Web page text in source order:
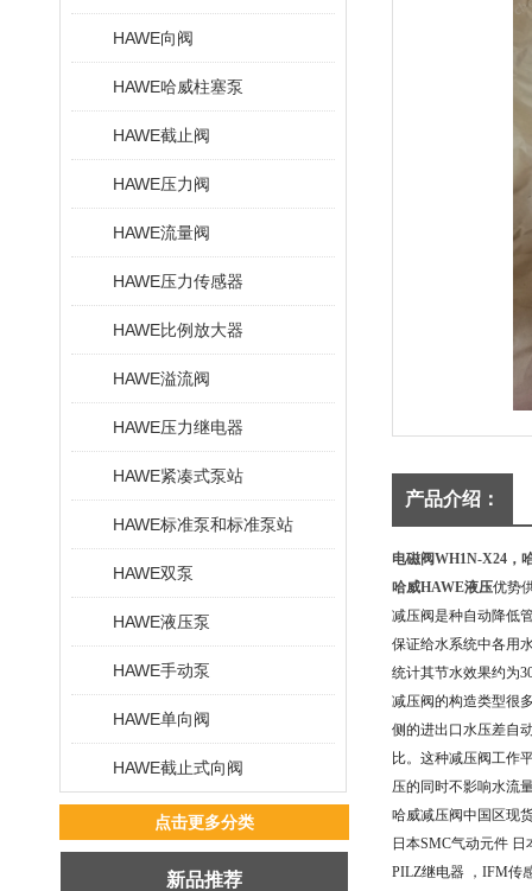
HAWE向阀
HAWE哈威柱塞泵
HAWE截止阀
HAWE压力阀
HAWE流量阀
HAWE压力传感器
HAWE比例放大器
HAWE溢流阀
HAWE压力继电器
HAWE紧凑式泵站
HAWE标准泵和标准泵站
HAWE双泵
HAWE液压泵
HAWE手动泵
HAWE单向阀
HAWE截止式向阀
点击更多分类
新品推荐
产品介绍：
电磁阀WH1N-X24，
哈威HAWE液压优势
减压阀是种自动降低
保证给水系统中各用
统计其节水效果约为
减压阀的构造类型很
侧的进出口水压差自
比。这种减压阀工作
压的同时不影响水流
哈威减压阀中国区现
日本SMC气动元件
PILZ继电器 ，IFM传